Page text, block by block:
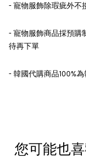
- 寵物服飾除瑕疵外不
- 寵物服飾商品採預購
待再下單
- 韓國代購商品100%
您可能也